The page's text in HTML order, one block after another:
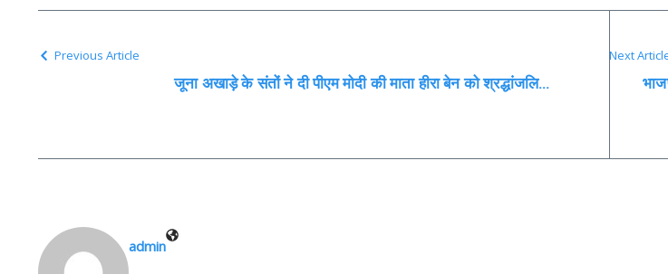
Previous Article
जूना अखाड़े के संतों ने दी पीएम मोदी की माता हीरा बेन को श्रद्धांजलि…
Next
admin